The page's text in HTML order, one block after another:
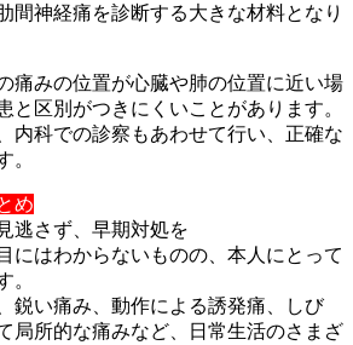
間神経痛を診断する大きな材料となり
痛みの位置が心臓や肺の位置に近い場
と区別がつきにくいことがあります。
内科での診察もあわせて行い、正確な
。
め
逃さず、早期対処を
にはわからないものの、本人にとって
。
鋭い痛み、動作による誘発痛、しび
局所的な痛みなど、日常生活のさまざ